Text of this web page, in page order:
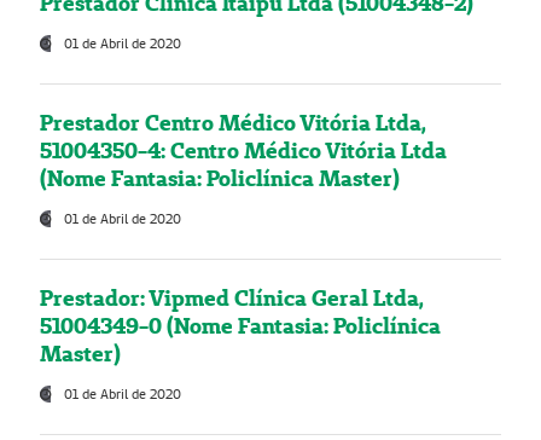
01 de Abril de 2020
Prestador Centro Médico Vitória Ltda,
51004350-4: Centro Médico Vitória Ltda
(Nome Fantasia: Policlínica Master)
01 de Abril de 2020
Prestador: Vipmed Clínica Geral Ltda,
51004349-0 (Nome Fantasia: Policlínica
Master)
01 de Abril de 2020